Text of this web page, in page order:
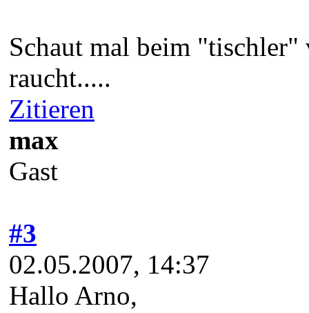
Schaut mal beim "tischler"
raucht.....
Zitieren
max
Gast
#3
02.05.2007, 14:37
Hallo Arno,